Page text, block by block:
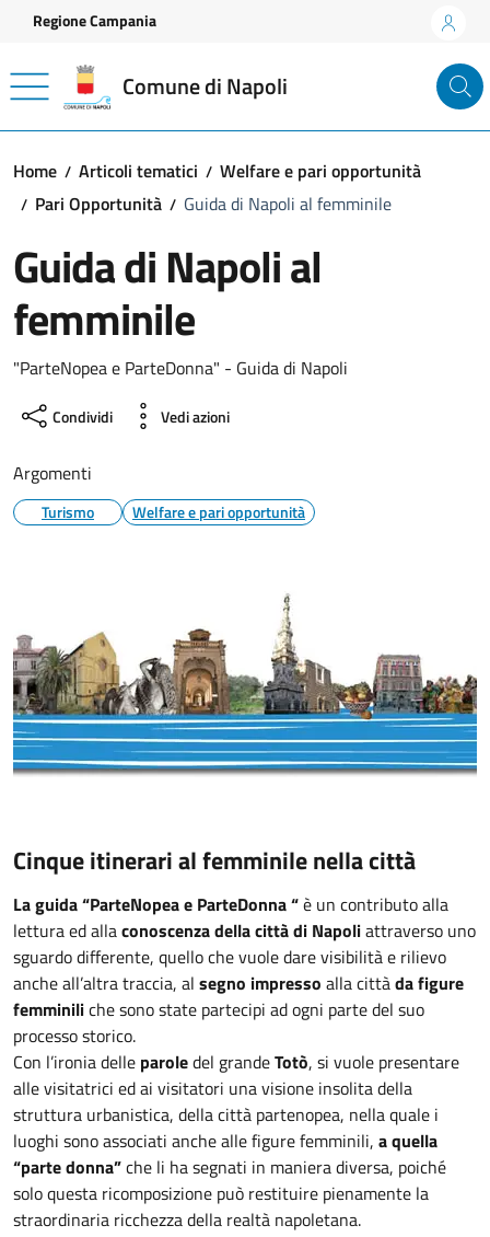
Vai ai contenuti
Vai al footer
Regione Campania
Comune di Napoli
Home Articoli tematici
Welfare e pari opportunità
Pari Opportunità
Guida di Napoli al femminile
Guida di Napoli al
femminile
"ParteNopea e ParteDonna" - Guida di Napoli
Condividi Vedi azioni
Argomenti
Turismo Welfare e pari opportunità
Cinque itinerari al femminile nella città
La guida “ParteNopea e ParteDonna “è un contributo alla
lettura ed allaconoscenza della città di Napoliattraverso uno
sguardo differente, quello che vuole dare visibilità e rilievo
anche all’altra traccia, al segno impresso alla cittàda figure
femminiliche sono state partecipi ad ogni parte del suo
processo storico.
Con l’ironia delle paroledel grandeTotò, si vuole presentare
alle visitatrici ed ai visitatori una visione insolita della
struttura urbanistica, della città partenopea, nella quale i
luoghi sono associati anche alle figure femminili, a quella
“parte donna”che li ha segnati in maniera diversa, poiché
solo questa ricomposizione può restituire pienamente la
straordinaria ricchezza della realtà napoletana.